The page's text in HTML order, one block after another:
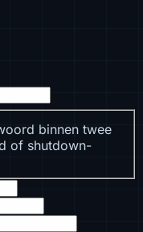
binnen twee
of shutdown-